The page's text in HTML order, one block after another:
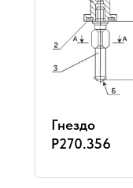
Гнездо
Р270.356